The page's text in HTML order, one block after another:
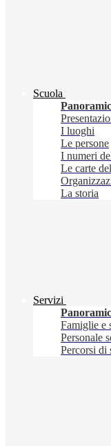
Scuola
I luoghi
Le persone
I numeri
Le carte
La storia
Servizi
Famiglie e
Personale
Percorsi di